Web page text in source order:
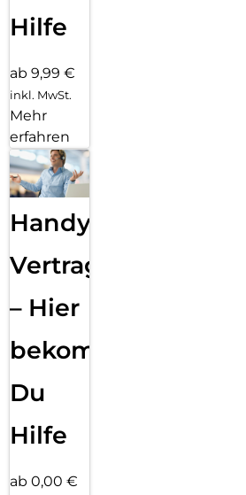
Hilfe
ab 9,99 €
inkl. MwSt.
Mehr
erfahren
Handy
Vertragsabwicklung
– Hier
bekommst
Du
Hilfe
ab 0,00 €